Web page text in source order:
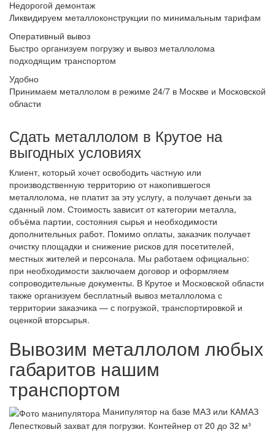
Недорогой демонтаж
Ликвидируем металлоконструкции по минимальным тарифам
Оперативный вывоз
Быстро организуем погрузку и вывоз металлолома
подходящим транспортом
Удобно
Принимаем металлолом в режиме 24/7 в Москве и Московской
области
Сдать металлолом в Крутое на
выгодных условиях
Клиент, который хочет освободить частную или
производственную территорию от накопившегося
металлолома, не платит за эту услугу, а получает деньги за
сданный лом. Стоимость зависит от категории металла,
объёма партии, состояния сырья и необходимости
дополнительных работ. Помимо оплаты, заказчик получает
очистку площадки и снижение рисков для посетителей,
местных жителей и персонала. Мы работаем официально:
при необходимости заключаем договор и оформляем
сопроводительные документы. В Крутое и Московской области
также организуем бесплатный вывоз металлолома с
территории заказчика — с погрузкой, транспортировкой и
оценкой вторсырья.
Вывозим металлолом любых
габаритов нашим
транспортом
Манипулятор на базе МАЗ или КАМАЗ
Лепестковый захват для погрузки. Контейнер от 20 до 32 м³